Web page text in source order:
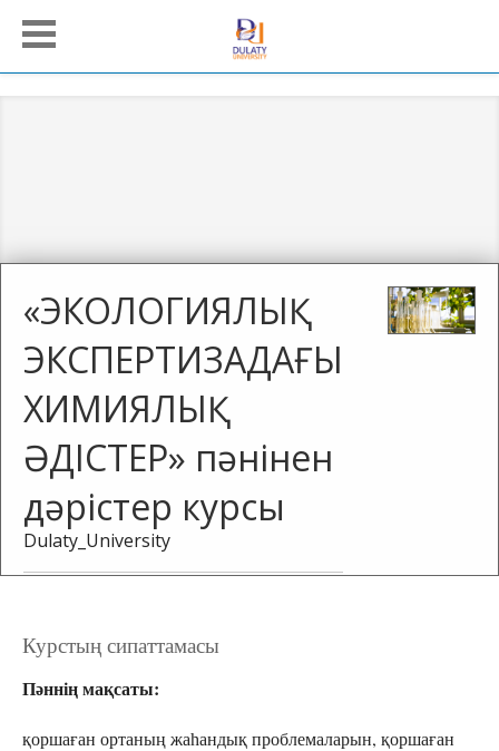
«ЭКОЛОГИЯЛЫҚ
ЭКСПЕРТИЗАДАҒЫ
ХИМИЯЛЫҚ
ӘДІСТЕР» пәнінен
дәрістер курсы
Dulaty_University
на курс
«Chemistry»
Курстың сипаттамасы
Пәннің мақсаты:
қоршаған ортаның жаһандық проблемаларын, қоршаған